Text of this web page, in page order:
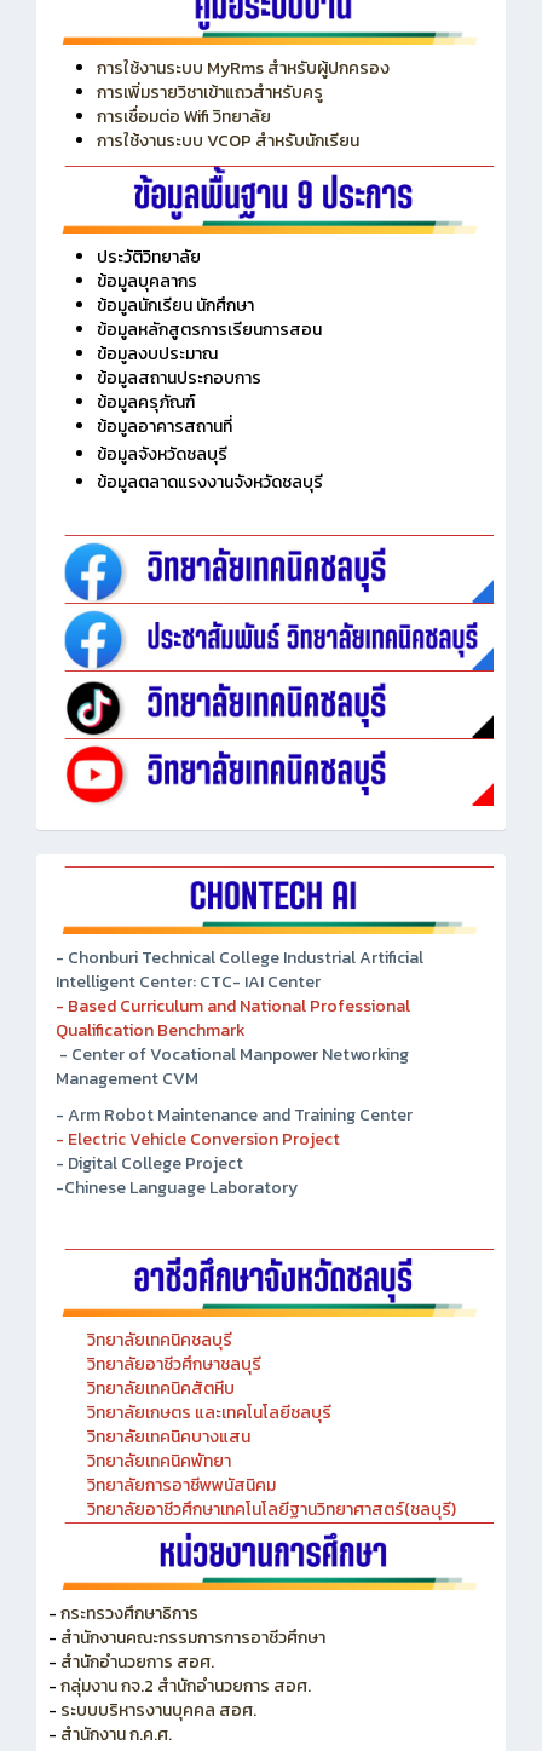
การใช้งานระบบ MyRms สำหรับผู้ปกครอง
การเพิ่มรายวิชาเข้าแถวสำหรับครู
การเชื่อมต่อ Wifi วิทยาลัย
การใช้งานระบบ VCOP สำหรับนักเรียน
ประวัติวิทยาลัย
ข้อมูลบุคลากร
ข้อมูลนักเรียน นักศึกษา
ข้อมูลหลักสูตรการเรียนการสอน
ข้อมูลงบประมาณ
ข้อมูลสถานประกอบการ
ข้อมูลครุภัณฑ์
ข้อมูลอาคารสถานที่
ข้อมูลจังหวัดชลบุรี
- Chonburi Technical College Industrial Artificial
Intelligent Center: CTC- IAI Center
- Based Curriculum and National Professional
Qualification Benchmark
- Center of Vocational Manpower Networking
Management CVM
- Arm Robot Maintenance and Training Center
- Electric Vehicle Conversion Project
- Digital College Project
วิทยาลัยเทคนิคชลบุรี
วิทยาลัยอาชีวศึกษาชลบุรี
วิทยาลัยเทคนิคสัตหีบ
วิทยาลัยเกษตร และเทคโนโลยีชลบุรี
วิทยาลัยเทคนิคบางแสน
วิทยาลัยเทคนิคพัทยา
วิทยาลัยการอาชีพพนัสนิคม
วิทยาลัยอาชีวศึกษาเทคโนโลยีฐานวิทยาศาสตร์(ชลบุรี)
- กระทรวงศึกษาธิการ
- สำนักงานคณะกรรมการการอาชีวศึกษา
- สำนักอำนวยการ สอศ.
- กลุ่มงาน กจ.2 สำนักอำนวยการ สอศ.
- ระบบบริหารงานบุคคล สอศ.